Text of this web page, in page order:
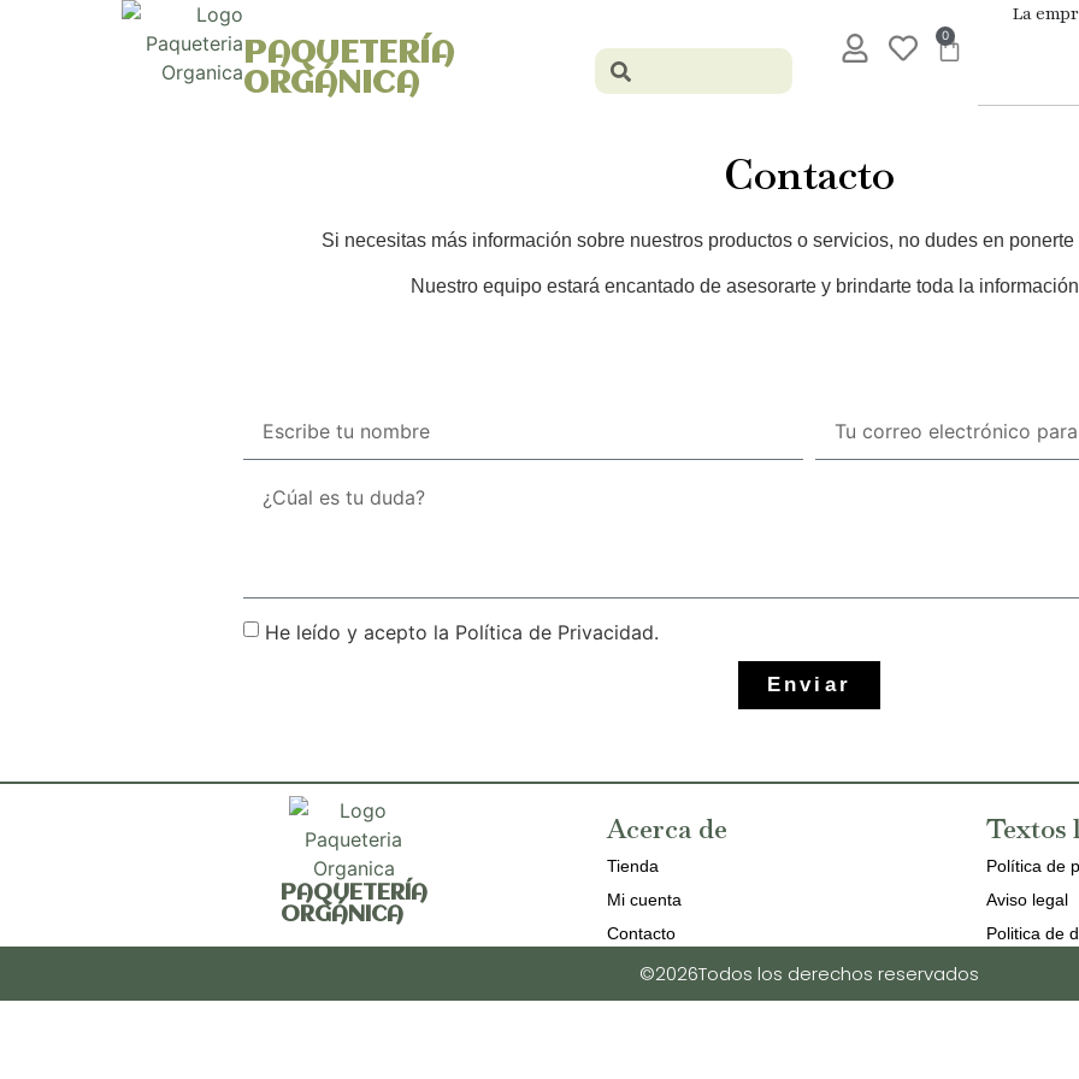
PAQUETERÍA
ORGÁNICA
0
La
Contacto
Si necesitas más información sobre nuestros productos o servicios, no dudes en
Nuestro equipo estará encantado de asesorarte y brindarte toda la
He leído y acepto la Política de Privacidad.
Enviar
PAQUETERÍA
ORGÁNICA
Acerca de
Tienda
Mi cuenta
Contacto
Textos
Política de
Aviso legal
Politica de
©2026Todos los derechos reservados